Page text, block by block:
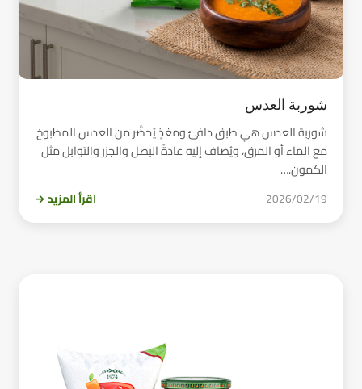
شوربة العدس
شوربة العدس هي طبق دافئ ومغذٍ يُحضَّر من العدس المطبوخ
مع الماء أو المرق، ويُضاف إليه عادةً البصل والجزر والتوابل مثل
الكمون.…
2026/02/19 اقرأ المزيد →